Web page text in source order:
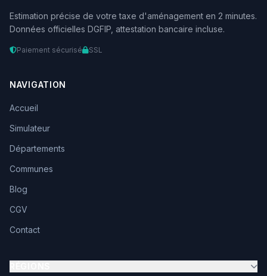
Estimation précise de votre taxe d'aménagement en 2 minutes.
Données officielles DGFIP, attestation bancaire incluse.
Paiement sécurisé SSL
NAVIGATION
Accueil
Simulateur
Départements
Communes
Blog
CGV
Contact